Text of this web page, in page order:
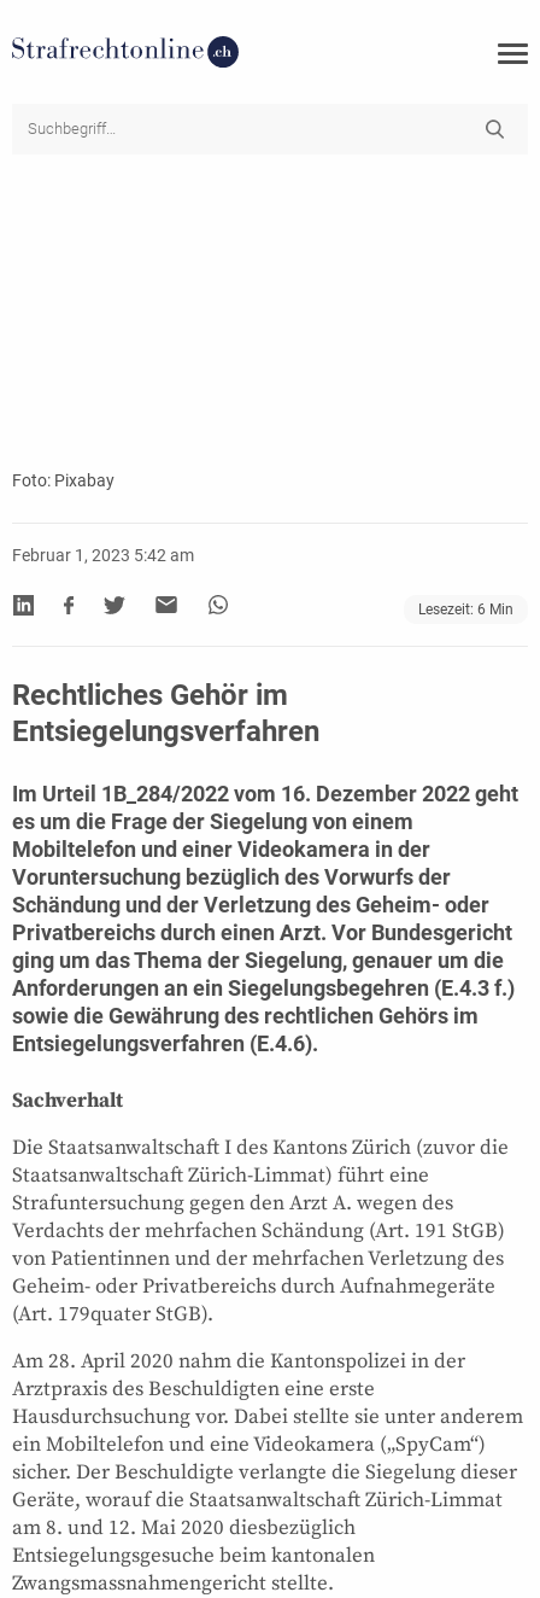
Foto: Pixabay
Februar 1, 2023 5:42 am
Lesezeit: 6 Min
Rechtliches Gehör im
Entsiegelungsverfahren
Im Urteil 1B_284/2022 vom 16. Dezember 2022geht
es um die Frage der Siegelung von einem
Mobiltelefon und einer Videokamera in der
Voruntersuchung bezüglich des Vorwurfs der
Schändung und der Verletzung des Geheim- oder
Privatbereichs durch einen Arzt. Vor Bundesgericht
ging um das Thema der Siegelung, genauer um die
Anforderungen an ein Siegelungsbegehren (E.4.3 f.)
sowie die Gewährung des rechtlichen Gehörs im
Entsiegelungsverfahren (E.4.6).
Sachverhalt
Die Staatsanwaltschaft I des Kantons Zürich (zuvor die
Staatsanwaltschaft Zürich-Limmat) führt eine
Strafuntersuchung gegen den Arzt A. wegen des
Verdachts der mehrfachen Schändung (Art. 191 StGB)
von Patientinnen und der mehrfachen Verletzung des
Geheim- oder Privatbereichs durch Aufnahmegeräte
(Art. 179quater StGB).
Am 28. April 2020 nahm die Kantonspolizei in der
Arztpraxis des Beschuldigten eine erste
Hausdurchsuchung vor. Dabei stellte sie unter anderem
ein Mobiltelefon und eine Videokamera („SpyCam“)
sicher. Der Beschuldigte verlangte die Siegelung dieser
Geräte, worauf die Staatsanwaltschaft Zürich-Limmat
am 8. und 12. Mai 2020 diesbezüglich
Entsiegelungsgesuche beim kantonalen
Zwangsmassnahmengericht stellte.